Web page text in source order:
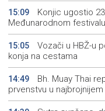
15:09
Konjic ugostio
Međunarodnom festivalu
15:05
Vozači u HBŽ-u
konja na cestama
14:49
Bh. Muay Thai
prvenstvu u